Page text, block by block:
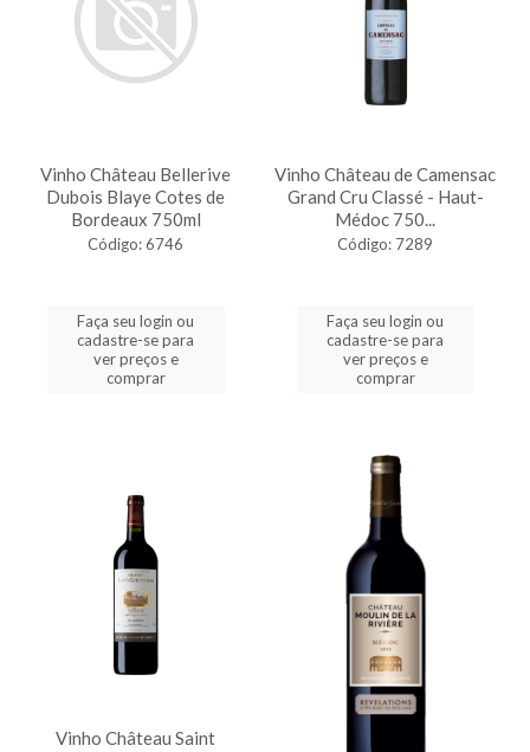
Vinho Château Bellerive
Dubois Blaye Cotes de
Bordeaux 750ml
Código: 6746
Faça seu login ou
cadastre-se para
ver preços e
comprar
Vinho Château de Camensac
Grand Cru Classé - Haut-
Médoc 750...
Código: 7289
Faça seu login ou
cadastre-se para
ver preços e
comprar
Vinho Château Saint